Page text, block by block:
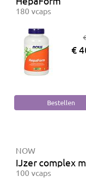
180 vcaps
€
NOW
IJzer complex
100 vcaps